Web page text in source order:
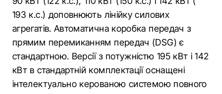
193 к.с.) доповнюють лінійку силових
агрегатів. Автоматична коробка передач з
прямим перемиканням передач (DSG) є
стандартною. Версії з потужністю 195 кВт і 142
кВт в стандартній комплектації оснащені
інтелектуально керованою системою повного